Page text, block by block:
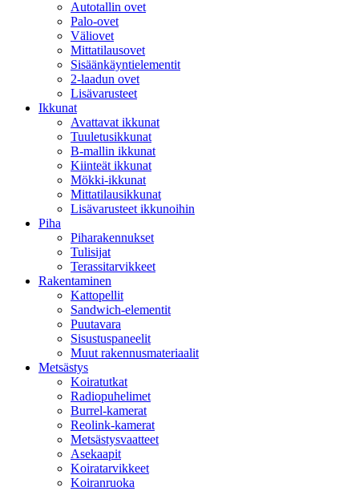
Autotallin ovet
Palo-ovet
Väliovet
Mittatilausovet
Sisäänkäyntielementit
2-laadun ovet
Lisävarusteet
Ikkunat
Avattavat ikkunat
Tuuletusikkunat
B-mallin ikkunat
Kiinteät ikkunat
Mökki-ikkunat
Mittatilausikkunat
Lisävarusteet ikkunoihin
Piha
Piharakennukset
Tulisijat
Terassitarvikkeet
Rakentaminen
Kattopellit
Sandwich-elementit
Puutavara
Sisustuspaneelit
Muut rakennusmateriaalit
Metsästys
Koiratutkat
Radiopuhelimet
Burrel-kamerat
Reolink-kamerat
Metsästysvaatteet
Asekaapit
Koiratarvikkeet
Koiranruoka